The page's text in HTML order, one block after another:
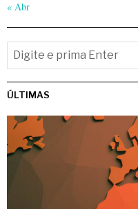
« Abr
ÚLTIMAS